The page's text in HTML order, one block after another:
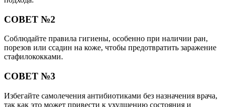
СОВЕТ №2
Соблюдайте правила гигиены, особенно при наличии ран,
порезов или ссадин на коже, чтобы предотвратить заражение
стафилококками.
СОВЕТ №3
Избегайте самолечения антибиотиками без назначения врача,
так как это может привести к ухудшению состояния и